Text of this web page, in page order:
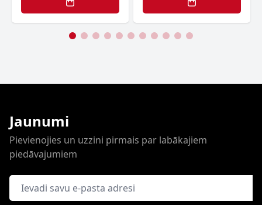
Jaunumi
Pievienojies un uzzini pirmais par labākajiem
piedāvajumiem
E-pasta adrese